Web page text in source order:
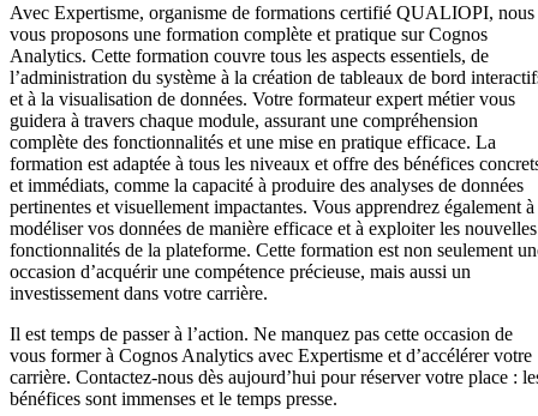
Avec Expertisme, organisme de formations certifié QUALIOPI, nous
vous proposons une formation complète et pratique sur Cognos
Analytics. Cette formation couvre tous les aspects essentiels, de
l’administration du système à la création de tableaux de bord
et à la visualisation de données. Votre formateur expert métier vous
guidera à travers chaque module, assurant une compréhension
complète des fonctionnalités et une mise en pratique efficace. La
formation est adaptée à tous les niveaux et offre des bénéfices
et immédiats, comme la capacité à produire des analyses de données
pertinentes et visuellement impactantes. Vous apprendrez également à
modéliser vos données de manière efficace et à exploiter les nouvelles
fonctionnalités de la plateforme. Cette formation est non seulement
occasion d’acquérir une compétence précieuse, mais aussi un
investissement dans votre carrière.
Il est temps de passer à l’action. Ne manquez pas cette occasion de
vous former à Cognos Analytics avec Expertisme et d’accélérer votre
carrière. Contactez-nous dès aujourd’hui pour réserver votre place :
bénéfices sont immenses et le temps presse.